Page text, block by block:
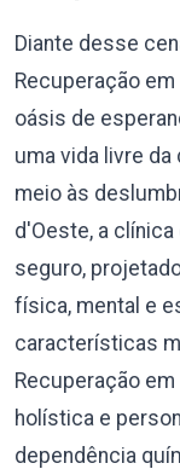
Diante desse
Recuperação
oásis de
uma vida livre
meio às
d'Oeste, a
seguro,
física, mental e
características
Recuperação
holística e
dependência